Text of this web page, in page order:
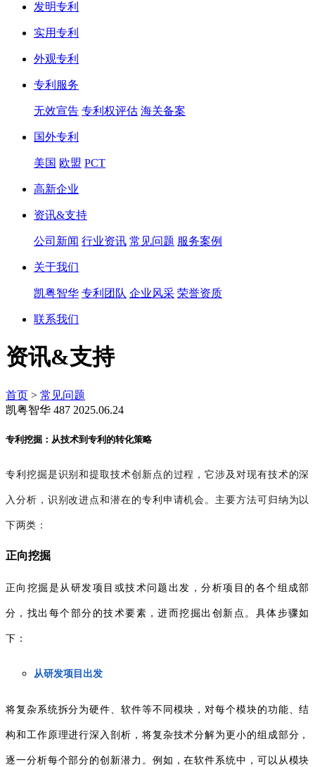
发明专利
实用专利
外观专利
专利服务
无效宣告 专利权评估 海关备案
国外专利
美国 欧盟 PCT
高新企业
资讯&支持
公司新闻 行业资讯 常见问题 服务案例
关于我们
凯粤智华 专利团队 企业风采 荣誉资质
联系我们
资讯&支持
首页 > 常见问题
凯粤智华 487 2025.06.24
专利挖掘：从技术到专利的转化策略
专利挖掘是识别和提取技术创新点的过程，它涉及对现有技术的深
入分析，识别改进点和潜在的专利申请机会。主要方法可归纳为以
下两类：
正向挖掘
正向挖掘是从研发项目或技术问题出发，分析项目的各个组成部
分，找出每个部分的技术要素，进而挖掘出创新点。具体步骤如
下：
从研发项目出发
将复杂系统拆分为硬件、软件等不同模块，对每个模块的功能、结
构和工作原理进行深入剖析，将复杂技术分解为更小的组成部分，
逐一分析每个部分的创新潜力。例如，在软件系统中，可以从模块